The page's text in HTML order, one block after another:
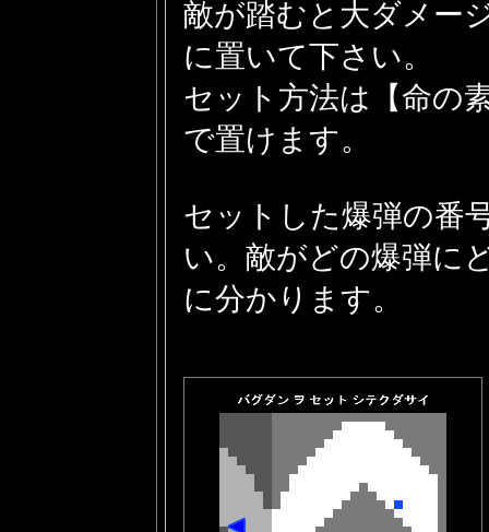
敵が踏むと大ダメー
に置いて下さい。
セット方法は【命の
で置けます。
セットした爆弾の番
い。敵がどの爆弾に
に分かります。